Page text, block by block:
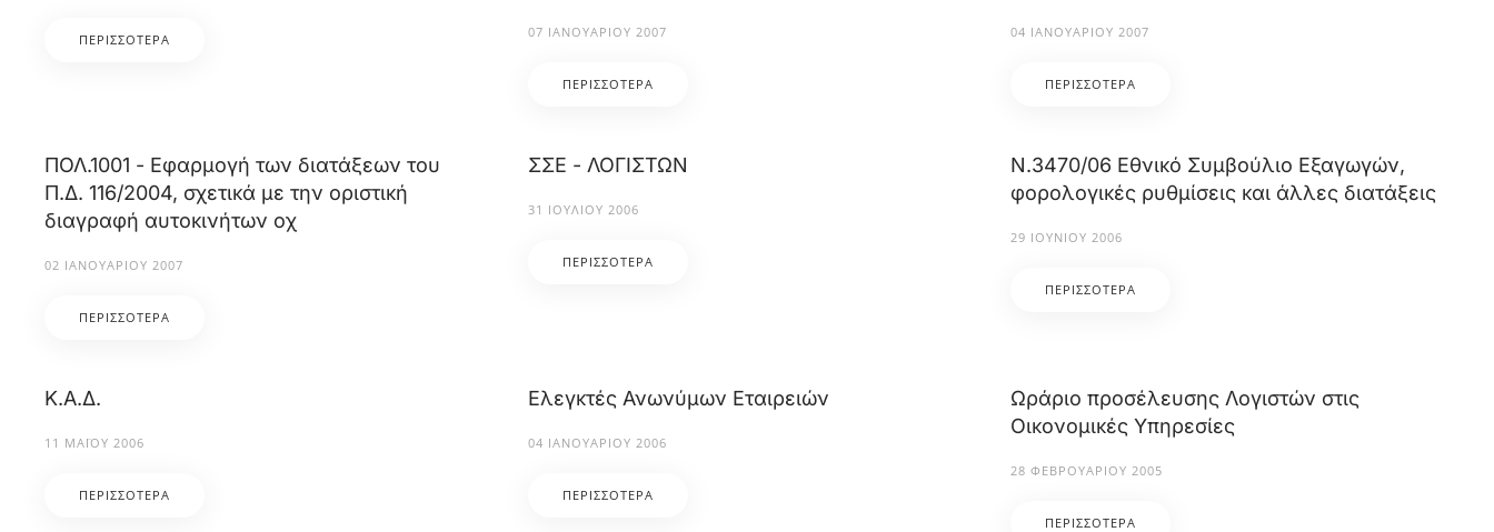
ΠΕΡΙΣΣΌΤΕΡΑ 07 ΙΑΝΟΥΑΡΊΟΥ 2007
ΠΕΡΙΣΣΌΤΕΡΑ
04 ΙΑΝΟΥΑΡΊΟΥ 2007
ΠΕΡΙΣΣΌΤΕΡΑ
ΠΟΛ.1001 - Εφαρμογή των διατάξεων του
Π.Δ. 116/2004, σχετικά με την οριστική
διαγραφή αυτοκινήτων οχ
02 ΙΑΝΟΥΑΡΊΟΥ 2007
ΠΕΡΙΣΣΌΤΕΡΑ
ΣΣΕ - ΛΟΓΙΣΤΩΝ
31 ΙΟΥΛΊΟΥ 2006
ΠΕΡΙΣΣΌΤΕΡΑ
Ν.3470/06 Εθνικό Συμβούλιο Εξαγωγών,
φορολογικές ρυθμίσεις και άλλες διατάξεις
29 ΙΟΥΝΊΟΥ 2006
ΠΕΡΙΣΣΌΤΕΡΑ
Κ.Α.Δ.
11 ΜΑΪ́ΟΥ 2006
ΠΕΡΙΣΣΌΤΕΡΑ
Ελεγκτές Ανωνύμων Εταιρειών
04 ΙΑΝΟΥΑΡΊΟΥ 2006
ΠΕΡΙΣΣΌΤΕΡΑ
Ωράριο προσέλευσης Λογιστών στις
Οικονομικές Υπηρεσίες
28 ΦΕΒΡΟΥΑΡΊΟΥ 2005
ΠΕΡΙΣΣΌΤΕΡΑ